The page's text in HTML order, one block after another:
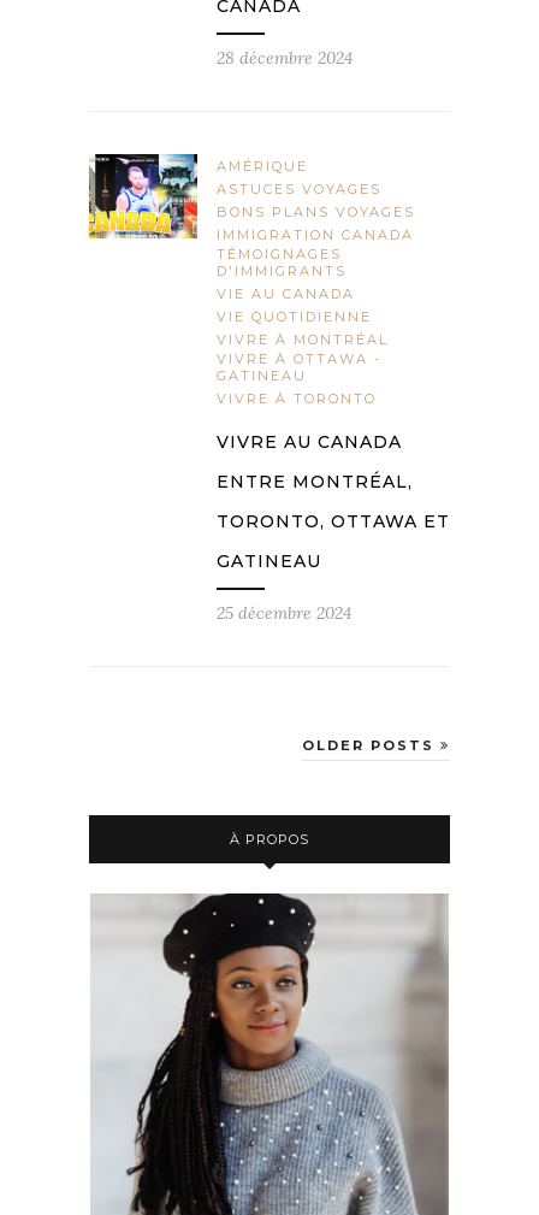
CANADA
28 décembre 2024
AMÉRIQUE
ASTUCES VOYAGES
BONS PLANS VOYAGES
IMMIGRATION CANADA
TÉMOIGNAGES
D'IMMIGRANTS
VIE AU CANADA
VIE QUOTIDIENNE
VIVRE À MONTRÉAL
VIVRE À OTTAWA -
GATINEAU
VIVRE À TORONTO
VIVRE AU CANADA
ENTRE MONTRÉAL,
TORONTO, OTTAWA ET
GATINEAU
25 décembre 2024
OLDER POSTS
À PROPOS